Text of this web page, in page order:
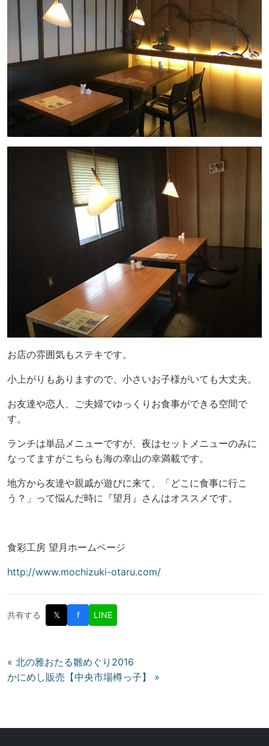
お店の雰囲気もステキです。
小上がりもありますので、小さいお子様がいても大丈夫。
お友達や恋人、ご夫婦でゆっくりお食事ができる空間で
す。
ランチは単品メニューですが、夜はセットメニューのみに
なってますがこちらも海の幸山の幸満載です。
地方から友達や親戚が遊びに来て、「どこに食事に行こ
う？」って悩んだ時に『望月』さんはオススメです。
食彩工房 望月ホームページ
http://www.mochizuki-otaru.com/
共有する 𝕏 f LINE
投
稿
« 北の雅おたる雛めぐり2016
かにめし販売【中央市場樽っ子】 »